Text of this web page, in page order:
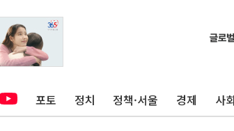
포토 정치 정책·서울 경제 사회